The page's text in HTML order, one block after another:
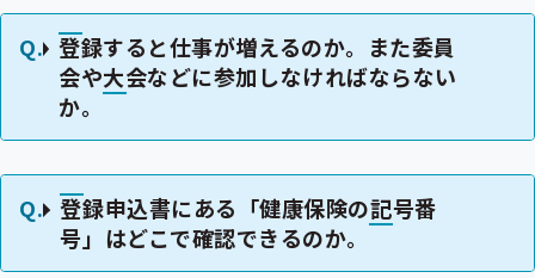
登録すると仕事が増えるのか。また委員
会や大会などに参加しなければならない
か。
登録申込書にある「健康保険の記号番
号」はどこで確認できるのか。